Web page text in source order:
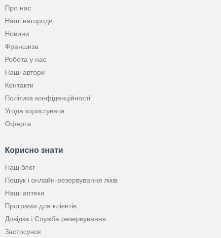
Про нас
Наші нагороди
Новини
Франшиза
Робота у нас
Наші автори
Контакти
Політика конфіденційності
Угода користувача
Оферта
Корисно знати
Наш блог
Пошук і онлайн-резервування ліків
Наші аптеки
Програми для клієнтів
Довідка і Служба резервування
Застосунок